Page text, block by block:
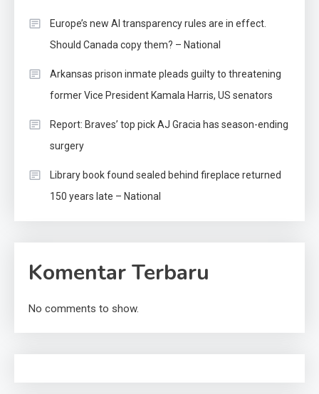
Europe’s new AI transparency rules are in effect.
Should Canada copy them? – National
Arkansas prison inmate pleads guilty to threatening
former Vice President Kamala Harris, US senators
Report: Braves’ top pick AJ Gracia has season-ending
surgery
Library book found sealed behind fireplace returned
150 years late – National
Komentar Terbaru
No comments to show.